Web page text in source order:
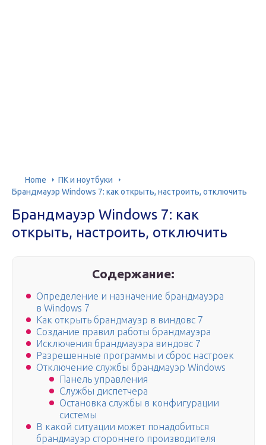
Home
ПК и ноутбуки
Брандмауэр Windows 7: как открыть, настроить, отключить
Брандмауэр Windows 7: как
открыть, настроить, отключить
Содержание:
Определение и назначение брандмауэра
в Windows 7
Как открыть брандмауэр в виндовс 7
Создание правил работы брандмауэра
Исключения брандмауэра виндовс 7
Разрешенные программы и сброс настроек
Отключение службы брандмауэр Windows
Панель управления
Службы диспетчера
Остановка службы в конфигурации
системы
В какой ситуации может понадобиться
брандмауэр стороннего производителя